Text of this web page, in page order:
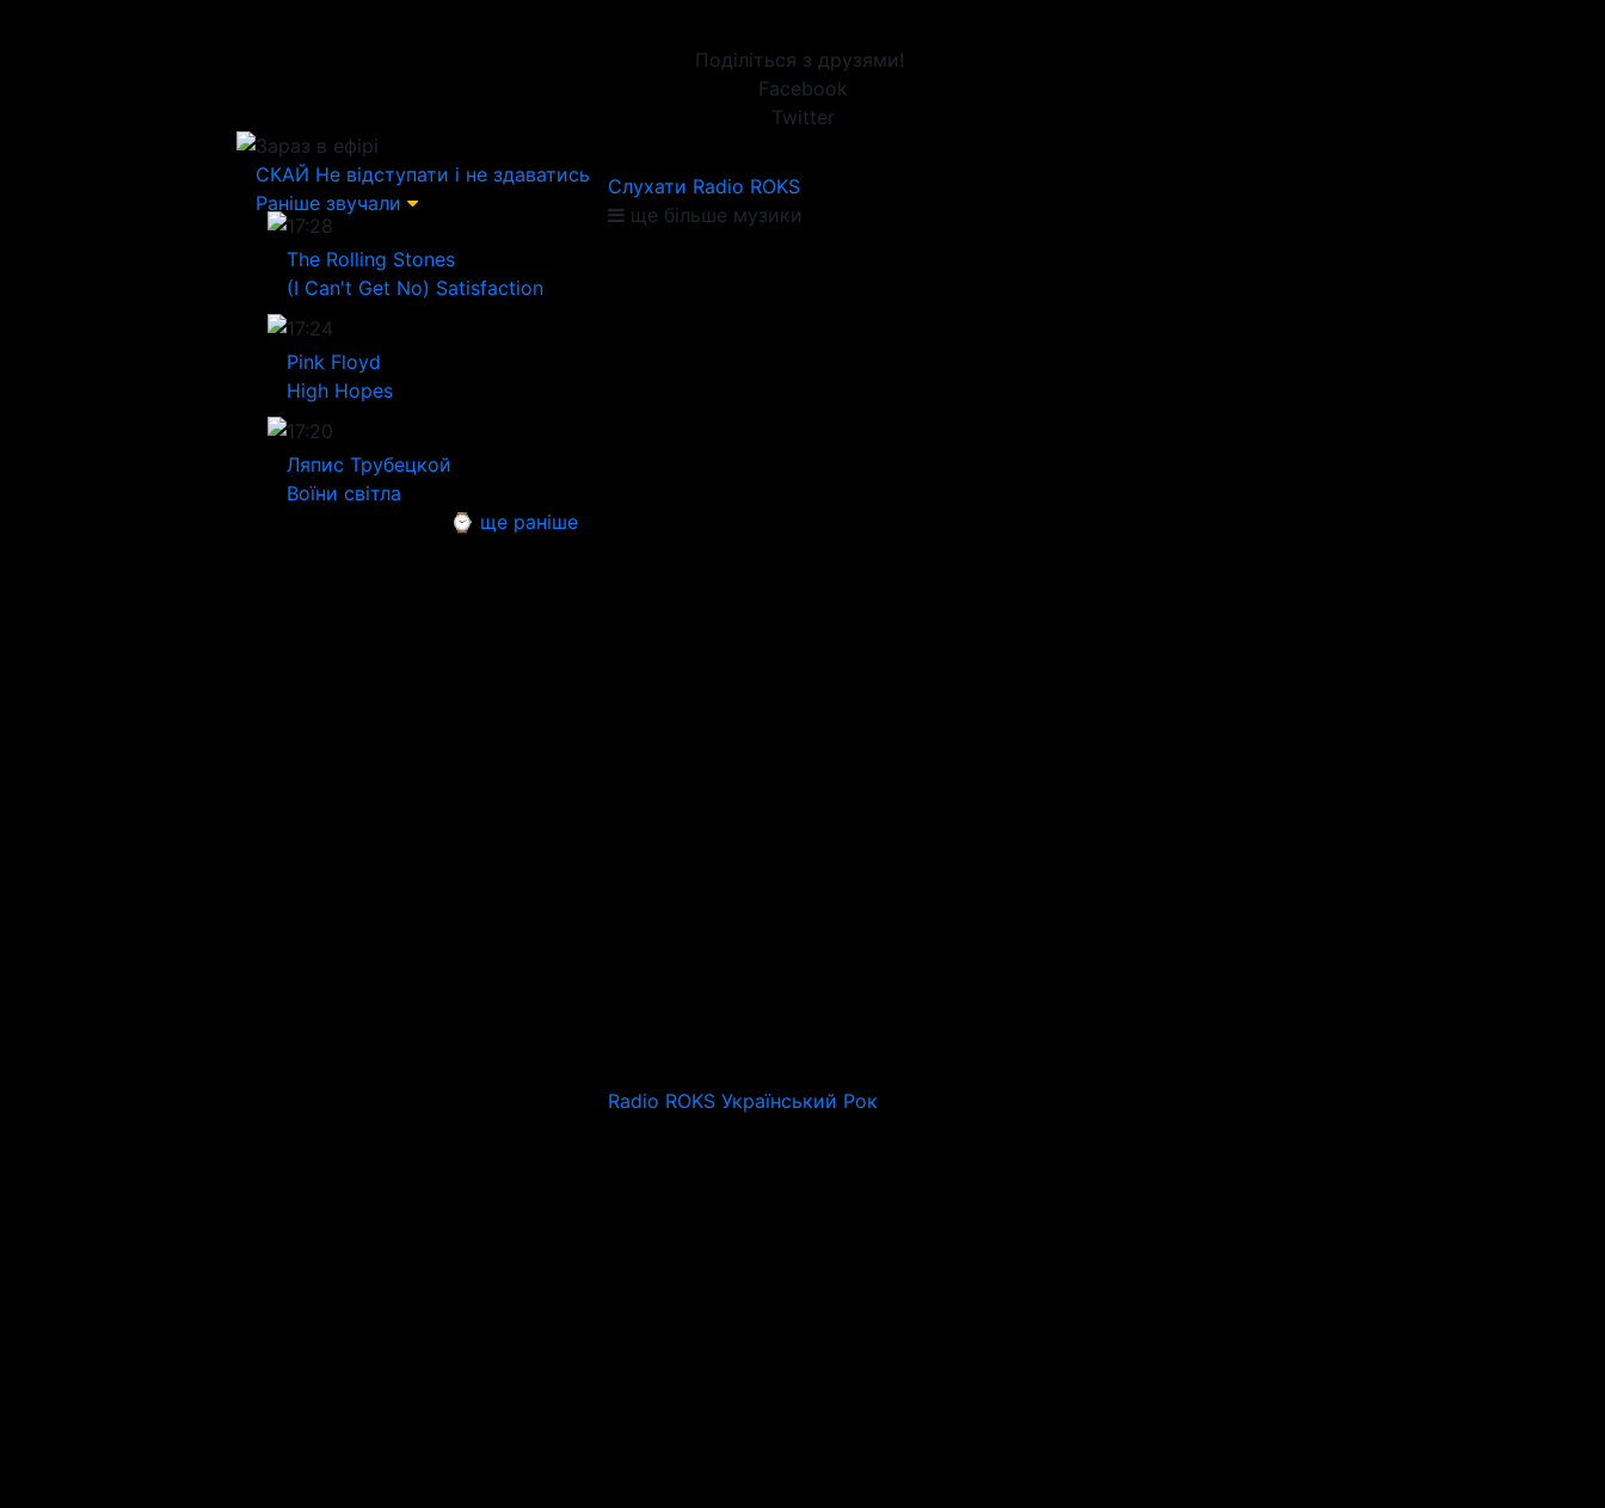
Поділіться з друзями!
Facebook
Twitter
Зараз в ефірі
СКАЙ Не відступати і не здаватись
Раніше звучали
17:28
The Rolling Stones
(I Can't Get No) Satisfaction
17:24
Pink Floyd
High Hopes
17:20
Ляпис Трубецкой
Воїни світла
⌚ ще раніше
Слухати Radio ROKS
ще більше музики
Radio ROKS Український Рок